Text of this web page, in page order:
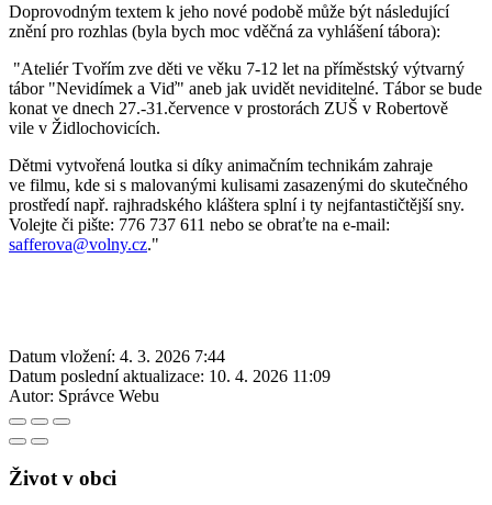
Doprovodným textem k jeho nové podobě může být následující
znění pro rozhlas (byla bych moc vděčná za vyhlášení tábora):
"Ateliér Tvořím zve děti ve věku 7-12 let na příměstský výtvarný
tábor "Nevidímek a Viď" aneb jak uvidět neviditelné. Tábor se bude
konat ve dnech 27.-31.července v prostorách ZUŠ v Robertově
vile v Židlochovicích.
Dětmi vytvořená loutka si díky animačním technikám zahraje
ve filmu, kde si s malovanými kulisami zasazenými do skutečného
prostředí např. rajhradského kláštera splní i ty nejfantastičtější sny.
Volejte či pište: 776 737 611 nebo se obraťte na e-mail:
safferova@volny.cz."
Datum vložení: 4. 3. 2026 7:44
Datum poslední aktualizace: 10. 4. 2026 11:09
Autor: Správce Webu
Život v obci